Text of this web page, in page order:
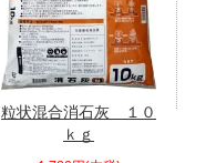
粒状混合消石灰 １０
ｋｇ